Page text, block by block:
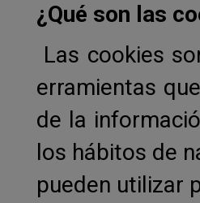
¿Qué son las
Las cookies
erramientas
de la
los hábitos de
pueden utilizar